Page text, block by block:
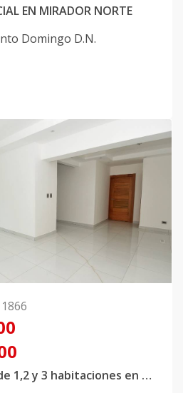
EN MIRADOR NORTE
Domingo D.N.
1866
Proyecto exclusivo de 1,2 y 3 habitaciones en Mirador Norte